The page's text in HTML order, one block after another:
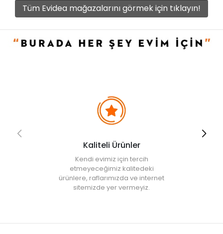
Tüm Evidea mağazalarını görmek için tıklayın!
Kaliteli Ürünler
Kendi evimiz için tercih
etmeyeceğimiz kalitedeki
ürünlere, raflarımızda ve internet
sitemizde yer vermeyiz.